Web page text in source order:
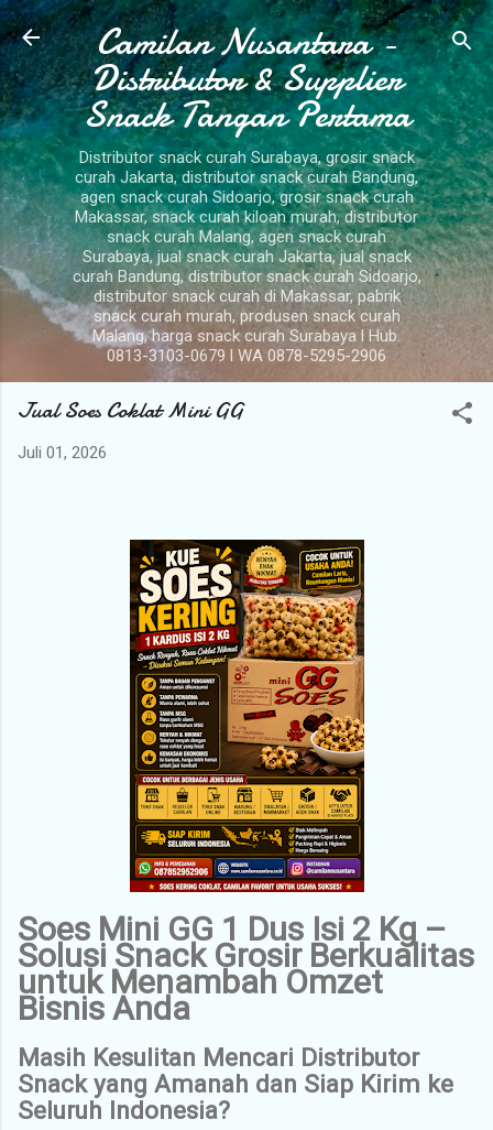
Langsung ke konten utama
Camilan Nusantara -
Distributor & Supplier
Snack Tangan Pertama
Distributor snack curah Surabaya, grosir snack
curah Jakarta, distributor snack curah Bandung,
agen snack curah Sidoarjo, grosir snack curah
Makassar, snack curah kiloan murah, distributor
snack curah Malang, agen snack curah
Surabaya, jual snack curah Jakarta, jual snack
curah Bandung, distributor snack curah Sidoarjo,
distributor snack curah di Makassar, pabrik
snack curah murah, produsen snack curah
Malang, harga snack curah Surabaya l Hub.
0813-3103-0679 l WA 0878-5295-2906
Jual Soes Coklat Mini GG
Juli 01, 2026
Soes Mini GG 1 Dus Isi 2 Kg –
Solusi Snack Grosir Berkualitas
untuk Menambah Omzet
Bisnis Anda
Masih Kesulitan Mencari Distributor
Snack yang Amanah dan Siap Kirim ke
Seluruh Indonesia?